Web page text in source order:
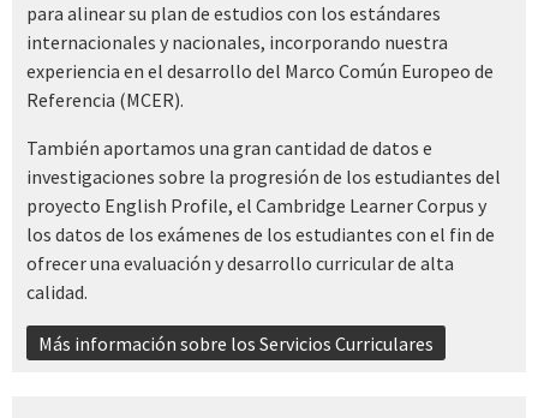
para alinear su plan de estudios con los estándares
internacionales y nacionales, incorporando nuestra
experiencia en el desarrollo del Marco Común Europeo de
Referencia (MCER).
También aportamos una gran cantidad de datos e
investigaciones sobre la progresión de los estudiantes del
proyecto English Profile, el Cambridge Learner Corpus y
los datos de los exámenes de los estudiantes con el fin de
ofrecer una evaluación y desarrollo curricular de alta
calidad.
Más información sobre los Servicios Curriculares